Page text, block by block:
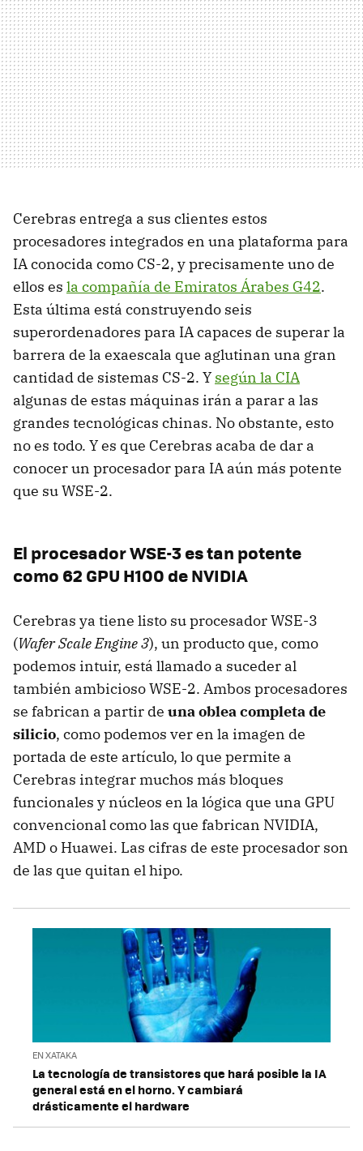
Cerebras entrega a sus clientes estos
procesadores integrados en una plataforma para
IA conocida como CS-2, y precisamente uno de
ellos es la compañía de Emiratos Árabes G42.
Esta última está construyendo seis
superordenadores para IA capaces de superar la
barrera de la exaescala que aglutinan una gran
cantidad de sistemas CS-2. Y según la CIA
algunas de estas máquinas irán a parar a las
grandes tecnológicas chinas. No obstante, esto
no es todo. Y es que Cerebras acaba de dar a
conocer un procesador para IA aún más potente
que su WSE-2.
El procesador WSE-3 es tan potente
como 62 GPU H100 de NVIDIA
Cerebras ya tiene listo su procesador WSE-3
(Wafer Scale Engine 3), un producto que, como
podemos intuir, está llamado a suceder al
también ambicioso WSE-2. Ambos procesadores
se fabrican a partir de una oblea completa de
silicio, como podemos ver en la imagen de
portada de este artículo, lo que permite a
Cerebras integrar muchos más bloques
funcionales y núcleos en la lógica que una GPU
convencional como las que fabrican NVIDIA,
AMD o Huawei. Las cifras de este procesador son
de las que quitan el hipo.
EN XATAKA
La tecnología de transistores que hará posible la IA
general está en el horno. Y cambiará
drásticamente el hardware